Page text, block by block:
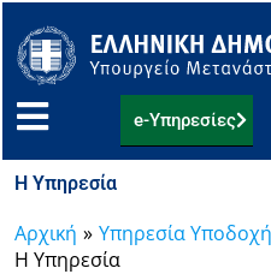
στο
περιεχόμενο
e-Υπηρεσίες
H Υπηρεσία
Αρχική
Υπηρεσία
H Yπηρεσία